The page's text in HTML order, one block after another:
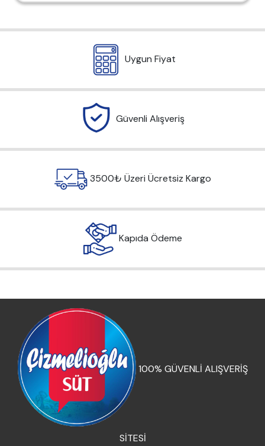
Uygun Fiyat
Güvenli Alışveriş
3500₺ Üzeri Ücretsiz Kargo
Kapıda Ödeme
100% GÜVENLİ ALIŞVERİŞ
SİTESİ